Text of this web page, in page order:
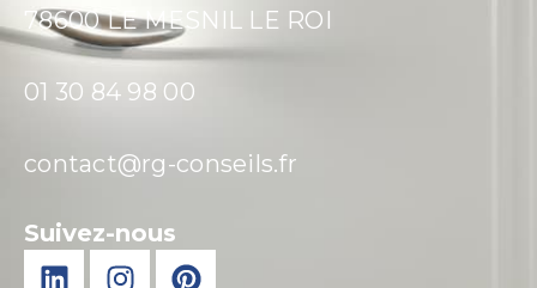
78600 LE MESNIL LE ROI
01 30 84 98 00
contact@rg-conseils.fr
Suivez-nous